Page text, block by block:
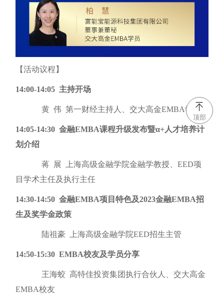
【活动议程】
14:00-14:05 主持开场
黄 伟 第一财经主持人、交大高金EMBA学员
14:05-14:30 金融EMBA课程升级发布暨α+人才培养计
划介绍
蒋 展 上海高级金融学院金融学教授、EED项
目学术主任及执行主任
14:30-14:50 金融EMBA项目特色及2023金融EMBA招
生及奖学金政策
陆祖豪 上海高级金融学院EED招生主管
14:50-15:30 EMBA校友及学员分享
王海蛟 高特佳投资集团执行合伙人、交大高金
EMBA校友
顶部